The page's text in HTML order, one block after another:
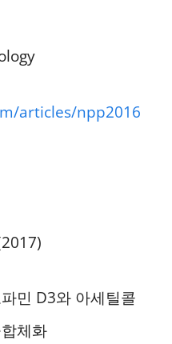
articles/npp2016
민 D3와 아세틸콜
체화